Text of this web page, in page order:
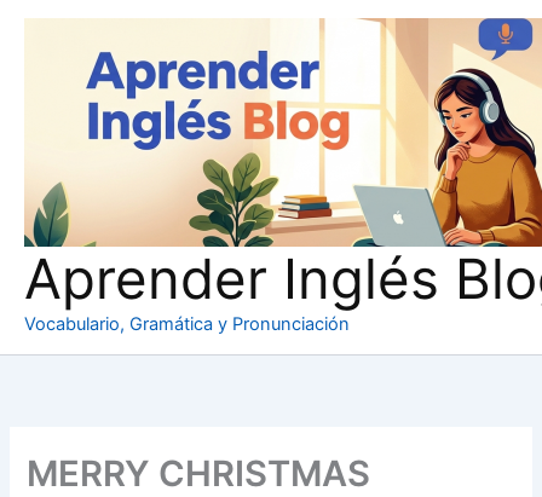
Aprender Inglés
Vocabulario, Gramática y Pronunciación
MERRY CHRISTMAS